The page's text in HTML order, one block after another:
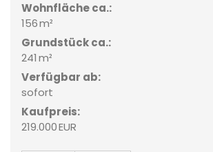
Wohnfläche ca.:
156 m²
Grund­stück ca.:
241 m²
Verfügbar ab:
sofort
Kaufpreis:
219.000 EUR